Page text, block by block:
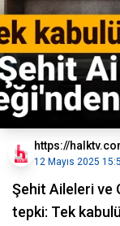
https://
12 Mayıs 2025
Şehit Aileleri ve
tepki: Tek